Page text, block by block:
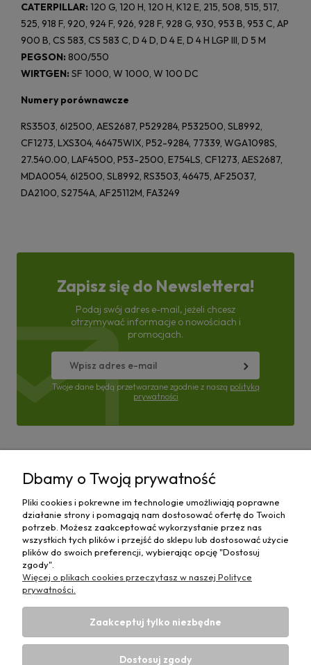
CATERPILLAR: 120 G, 120 H, 120 H, K12 E, 215, 508, 515, 517,
525, 918 F, 920, 924 F, 926, 928 F, 928 G, 930, 953 B, 953 C, AP
900 B, CS 583, CS 583 C, D 4 D, D 4 E, D 4 H LGP III, D 5 M
PEGSON: 800/550
WIRTGEN: SF 1000, W 1000, W 100 DC
Numery porównawcze
RS3503, 6I2500, AES2687, P529284, P532500, SL8992,
CF1273, LXS304, 46475WIX, P52-9284, 77339, WGA1098S,
27.540.00, LAF4500, P53-2500, E754LS, CF1273, AES2687,
MDA0054, 6I2500, SL8992, RS3503, 46475, AF25037,
DA2100, S2754A, AF25112M, FA3249
Zapisz się do Newslettera!
Podaj swój adres e-mail, jeżeli chcesz
otrzymywać informacje o nowościach i
promocjach.
Twoje dane będą przetwarzane zgodnie z naszą polityką
prywatności
Moje konto
Płatności i dostawa
Informacje
O nas
Dbamy o Twoją prywatność
Pliki cookies i pokrewne im technologie umożliwiają poprawne
działanie strony i pomagają nam dostosować ofertę do Twoich
potrzeb. Możesz zaakceptować wykorzystanie przez nas
wszystkich tych plików i przejść do sklepu lub dostosować użycie
plików do swoich preferencji, wybierając opcję "Dostosuj
zgody".
Więcej o plikach cookies przeczytasz w naszej Polityce
prywatności.
Zaakceptuj tylko niezbędne
Dostosuj zgody